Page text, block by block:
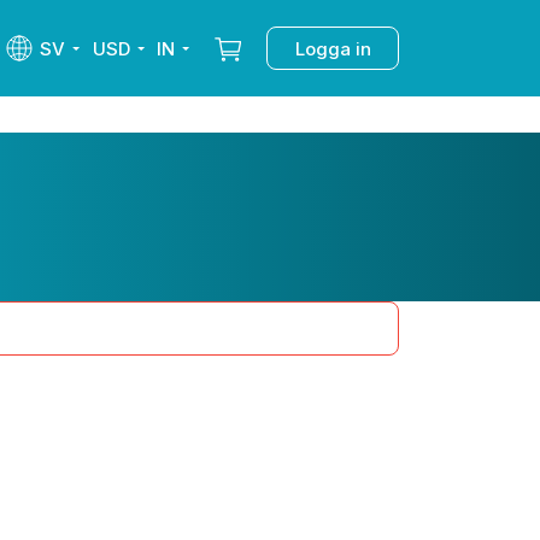
SV USD IN Logga in